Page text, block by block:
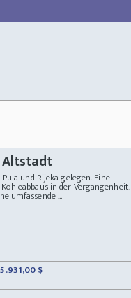
und Rijeka gelegen. Eine
in der Vergangenheit.
umfassende ...
$